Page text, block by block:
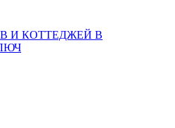
И КОТТЕДЖЕЙ В